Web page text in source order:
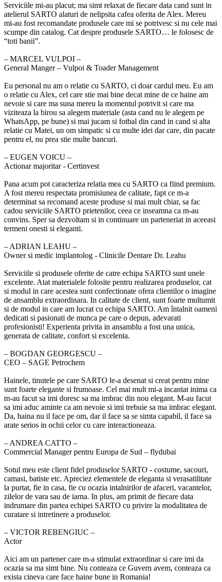
Serviciile mi-au placut; ma simt relaxat de fiecare data cand sunt in
atelierul SARTO alaturi de nelipsita cafea oferita de Alex. Mereu
mi-au fost recomandate produsele care mi se potrivesc si nu cele mai
scumpe din catalog. Cat despre produsele SARTO… le folosesc de
“toti banii”.
‒ MARCEL VULPOI –
General Manger – Vulpoi & Toader Management
Eu personal nu am o relatie cu SARTO, ci doar cardul meu. Eu am
o relatie cu Alex, cel care stie mai bine decat mine de ce haine am
nevoie si care ma suna mereu la momentul potrivit si care ma
viziteaza la birou sa alegem materiale (asta cand nu le alegem pe
WhatsApp, pe bune) si mai jucam si fotbal din cand in cand si alta
relatie cu Matei, un om simpatic si cu multe idei dar care, din pacate
pentru el, nu prea stie multe bancuri.
‒ EUGEN VOICU –
Actionar majoritar - Certinvest
Pana acum pot caracteriza relatia mea cu SARTO ca fiind premium.
A fost mereu respectata promisiunea de calitate, fapt ce m-a
determinat sa recomand aceste produse si mai mult chiar, sa fac
cadou serviciile SARTO prietenilor, ceea ce inseamna ca m-au
convins. Sper sa dezvoltam si in continuare un parteneriat in aceeasi
termeni onesti si eleganti.
‒ ADRIAN LEAHU –
Owner si medic implantolog - Clinicile Dentare Dr. Leahu
Serviciile si produsele oferite de catre echipa SARTO sunt unele
excelente. Atat materialele folosite pentru realizarea produselor, cat
si modul in care acestea sunt confectionate ofera clientilor o imagine
de ansamblu extraordinara. In calitate de client, sunt foarte multumit
si de modul in care am lucrat cu echipa SARTO. Am întalnit oameni
dedicati si pasionati de munca pe care o depun, adevarati
profesionisti! Experienta privita in ansamblu a fost una unica,
generata de calitate, confort si excelenta.
‒ BOGDAN GEORGESCU –
CEO – SAGE Petrochem
Hainele, tinutele pe care SARTO le-a desenat si creat pentru mine
sunt foarte elegante si frumoase. Cel mai mult mi-a incantat inima ca
m-au facut sa imi doresc sa ma imbrac din nou elegant. M-au facut
sa imi aduc aminte ca am nevoie si imi trebuie sa ma imbrac elegant.
Da, haina nu il face pe om, dar il face sa se simta capabil, il face sa
arate serios in ochii celor cu care interactioneaza.
‒ ANDREA CATTO –
Commercial Manager pentru Europa de Sud – flydubai
Sotul meu este client fidel produselor SARTO - costume, sacouri,
camasi, batiste etc. Apreciez elementele de eleganta si verasatilitate
la purtat, fie in casa, fie cu ocazia intalnirilor de afaceri, vacantelor,
zilelor de vara sau de iarna. In plus, am primit de fiecare data
indrumare din partea echipei SARTO cu privire la modalitatea de
curatare si intretinere a produselor.
‒ VICTOR REBENGIUC –
Actor
Aici am un partener care m-a stimulat extraordinar si care imi da
ocazia sa ma simt bine. Nu conteaza ce Guvern avem, conteaza ca
exista cineva care face haine bune in Romania!